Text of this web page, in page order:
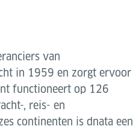
van
in 1959 en zorgt ervoor
functioneert op 126
, reis- en
continenten is dnata een